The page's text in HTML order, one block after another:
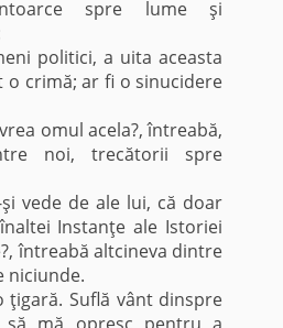
spre lume şi
politici, a uita aceasta
o crimă; ar fi o sinucidere
omul acela?, întreabă,
noi, trecătorii spre
de ale lui, că doar
Instanţe ale Istoriei
întreabă altcineva dintre
niciunde.
Suflă vânt dinspre